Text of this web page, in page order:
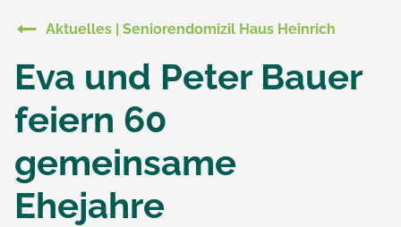
Aktuelles | Seniorendomizil Haus Heinrich
Eva und Peter Bauer
feiern 60
gemeinsame
Ehejahre